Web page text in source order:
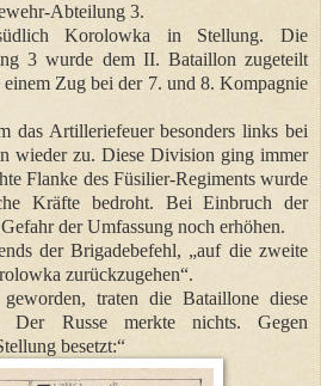
Abteilung 3.
Korolowka in Stellung. Die
3 wurde dem II. Bataillon zugeteilt
Zug bei der 7. und 8. Kompagnie
das Artilleriefeuer besonders links bei
wieder zu. Diese Division ging immer
Flanke des Füsilier-Regiments wurde
Kräfte bedroht. Bei Einbruch der
der Umfassung noch erhöhen.
der Brigadebefehl, „auf die zweite
zurückzugehen“.
traten die Bataillone diese
Der Russe merkte nichts. Gegen
besetzt:“